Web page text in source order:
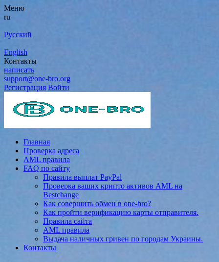
Меню
ru
Русский
English
Контакты
написать
support@one-bro.org
Регистрация Войти
Главная
Проверка адреса
AML правила
FAQ по сайту
Правила выплат PayPal
Проверка ваших крипто активов AML на
Bestchange
Как совершить обмен в one-bro?
Как пройти верификацию карты отправителя.
Правила сайта
AML правила
Выдача наличных гривен по городам Украины.
Контакты